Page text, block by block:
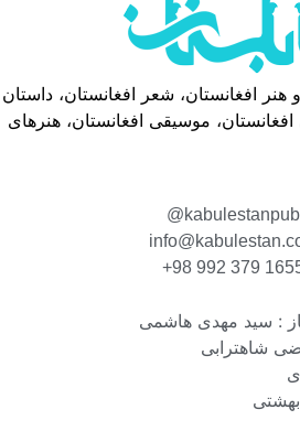
افغانستان، شعر افغانستان، داستان
موسیقی افغانستان، هنرهای
kabulestanpub@
1655 379 992
: سید مهدی هاشمی
شاهترابی